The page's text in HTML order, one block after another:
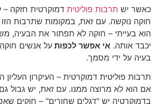
כאשר יש תרבות פוליטית דמוקרטית חזקה –
חוקה נוקשה. עם זאת, במקומות שתרבות
הוא בעייתי – חוקה לא תפתור את הבעיה,
יכבד אותה. אי אפשר לכפות על אנשים
בעיה על ידי מסמך.
תרבות פוליטית דמוקרטית – העיקרון העליון
אם הוא לא מרוצה ממנו. עם זאת, יש גבול
בדמוקרטיה יש "דגלים שחורים" – חוקים